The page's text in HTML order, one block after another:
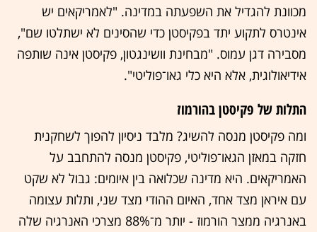
מכוונת להגדיל את השפעתה במדינה. "לאמריקאים יש
אינטרס לתקוע יתד בפקיסטן כדי שהסינים לא ישתלטו שם",
מסבירה דגן עמוס. "מבחינת וושינגטון, פקיסטן אינה שותפה
אידיאולוגית, אלא היא כלי גאו־פוליטי".
התלות של פקיסטן בהורמוז
ומה פקיסטן מנסה להשיג? מלבד ניסיון להפוך לשחקנית
חזקה במאזן הגאו־פוליטי, פקיסטן מנסה להתחבב על
האמריקאים. היא מדינה שכלואה בין איומים: גבול לא שקט
עם איראן מצד אחד, האיום ההודי מצד שני, ותלות עצומה
באנרגיה ממצר הורמוז - יותר מ־88% מצרכי האנרגיה שלה